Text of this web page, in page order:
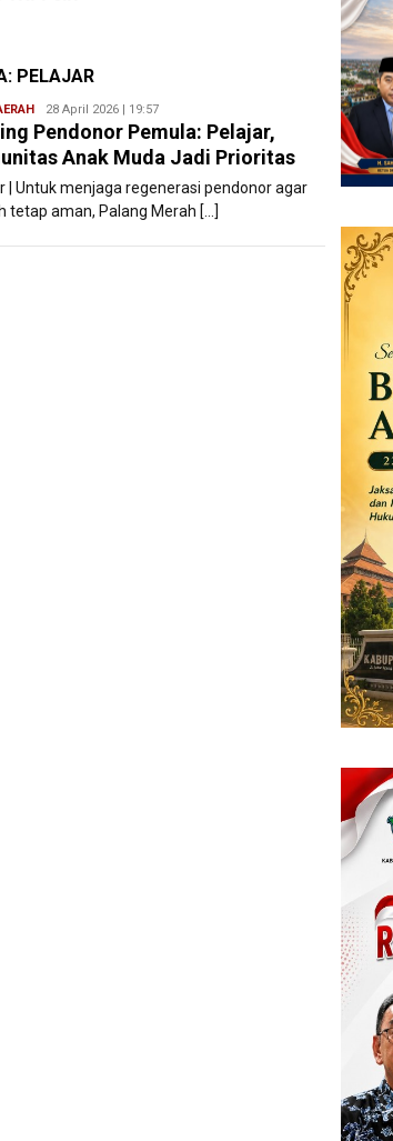
PELAJAR
Redaksi
Filesatu
28 April 2026 | 19:57
Pendonor Pemula: Pelajar,
Anak Muda Jadi Prioritas
| Untuk menjaga regenerasi pendonor agar
tetap aman, Palang Merah […]